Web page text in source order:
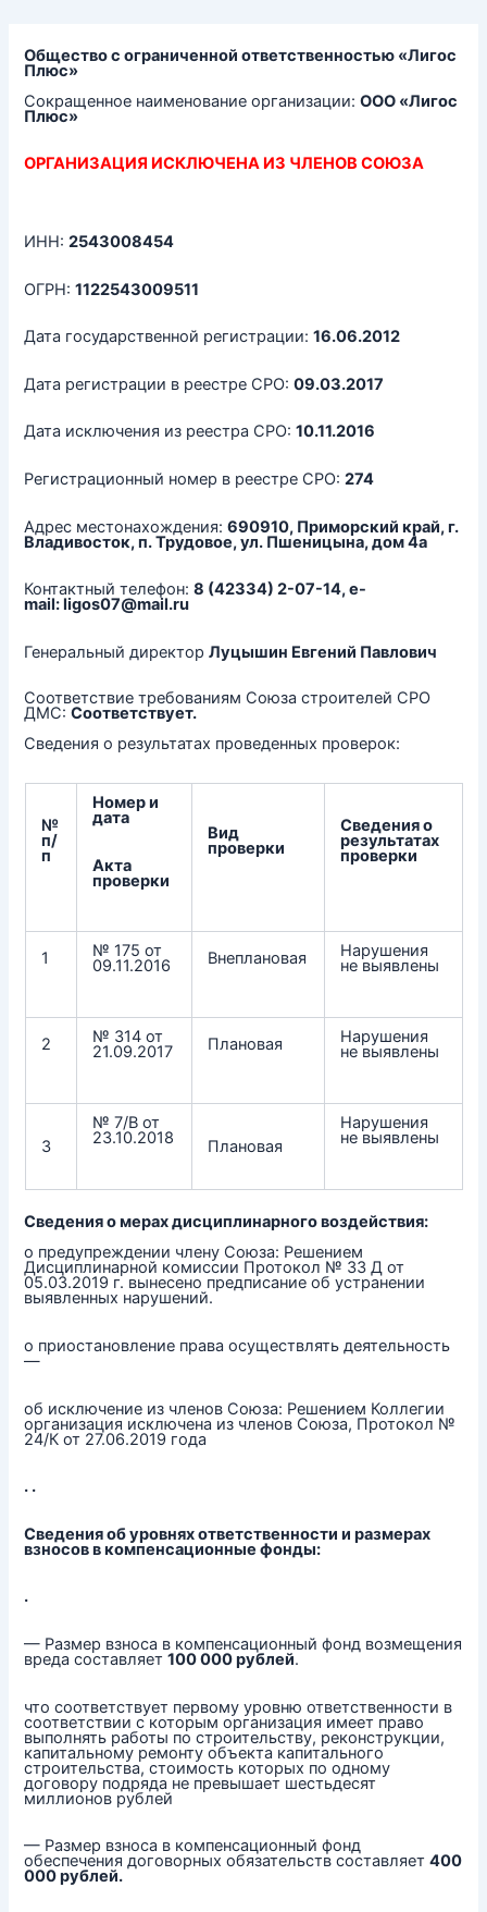
Общество с ограниченной ответственностью «Лигос
Плюс»
Сокращенное наименование организации:ООО «Лигос
Плюс»
ОРГАНИЗАЦИЯ ИСКЛЮЧЕНА ИЗ ЧЛЕНОВ СОЮЗА
ИНН:2543008454
ОГРН:1122543009511
Дата государственной регистрации:16.06.2012
Дата регистрации в реестре СРО:09.03.2017
Дата исключения из реестра СРО:10.11.2016
Регистрационный номер в реестре СРО:274
Адрес местонахождения:690910, Приморский край, г.
Владивосток, п. Трудовое, ул. Пшеницына, дом 4а
Контактный телефон:8 (42334) 2-07-14, e-
mail:ligos07@mail.ru
Генеральный директорЛуцышин Евгений Павлович
Соответствие требованиям Союза строителей СРО
ДМС:Соответствует.
Сведения о результатах проведенных проверок:
№
п/
п
Номер и
дата
Акта
проверки
Вид
проверки
Сведения о
результатах
проверки
1 № 175 от
09.11.2016 Внеплановая Нарушения
не выявлены
2 № 314 от
21.09.2017 Плановая Нарушения
не выявлены
3
№ 7/В от
23.10.2018 Плановая
Нарушения
не выявлены
Сведения о мерах дисциплинарного воздействия:
о предупреждении члену Союза: Решением
Дисциплинарной комиссии Протокол № 33 Д от
05.03.2019 г. вынесено предписание об устранении
выявленных нарушений.
о приостановление права осуществлять деятельность
—
об исключение из членов Союза: Решением Коллегии
организация исключена из членов Союза, Протокол №
24/К от 27.06.2019 года
. .
Сведения об уровнях ответственности и размерах
взносов в компенсационные фонды:
.
— Размер взноса в компенсационный фонд возмещения
вреда составляет100 000 рублей.
что соответствует первому уровню ответственности в
соответствии с которым организация имеет право
выполнять работы по строительству, реконструкции,
капитальному ремонту объекта капитального
строительства, стоимость которых по одному
договору подряда не превышает шестьдесят
миллионов рублей
— Размер взноса в компенсационный фонд
обеспечения договорных обязательств составляет400
000 рублей.